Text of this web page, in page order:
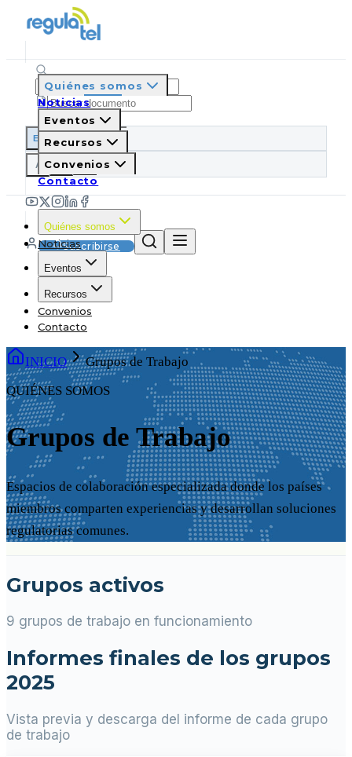
ES IT
A A A
Suscribirse
Quiénes somos
Noticias
Eventos
Recursos
Convenios
Contacto
Quiénes somos
Noticias
Eventos
Recursos
Convenios
Contacto
INICIO
Grupos de Trabajo
QUIÉNES SOMOS
Grupos de Trabajo
Espacios de colaboración especializada donde los países
miembros comparten experiencias y desarrollan soluciones
regulatorias comunes.
Grupos activos
9 grupos de trabajo en funcionamiento
Informes finales de los grupos
2025
Vista previa y descarga del informe de cada grupo
de trabajo